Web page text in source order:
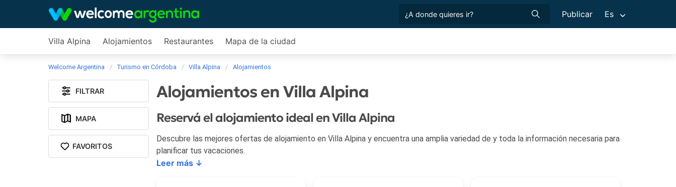
Publicar Es
Villa Alpina Alojamientos Restaurantes Mapa de la ciudad
Welcome Argentina Turismo en Córdoba Villa Alpina Alojamientos
Alojamientos en Villa Alpina
Reservá el alojamiento ideal en Villa Alpina
Descubre las mejores ofertas de alojamiento en Villa Alpina y encuentra una amplia variedad de y toda la información necesaria para
planificar tus vacaciones.
Leer más ↓
FILTRAR
MAPA
FAVORITOS